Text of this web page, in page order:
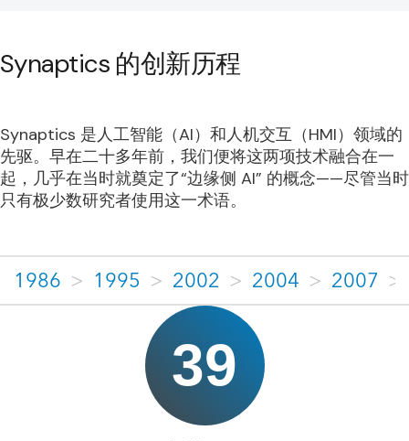
Synaptics 的创新历程
Synaptics 是人工智能（AI）和人机交互（HMI）领域的
先驱。早在二十多年前，我们便将这两项技术融合在一
起，几乎在当时就奠定了“边缘侧 AI” 的概念——尽管当时
只有极少数研究者使用这一术语。
1986 > 1995 > 2002 > 2004 > 2007 >
39